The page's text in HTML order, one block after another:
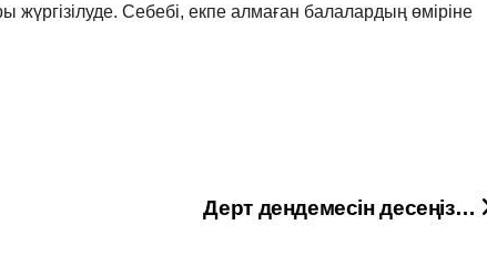
жүргізілуде. Себебі, екпе алмаған балалардың өміріне
Дерт дендемесін десеңіз…